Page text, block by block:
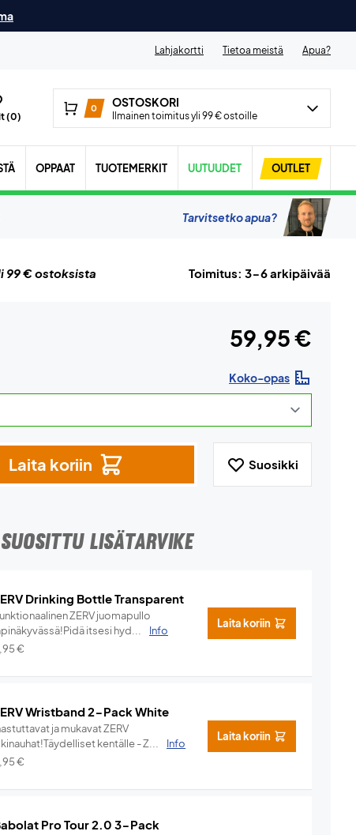
Lahjakortti Tietoa meistä Apua?
(0)
0 OSTOSKORI
Ilmainen toimitus yli 99 € ostoille
OPPAAT TUOTEMERKIT UUTUUDET OUTLET
Tarvitsetko apua?
99 € ostoksista Toimitus: 3-6 arkipäivää
59,95 €
Koko-opas
Laita koriin Suosikki
SUOSITTU LISÄTARVIKE
Drinking Bottle Transparent
ZERV juomapullo
itsesi hyd...
Info
€
Laita koriin
Wristband 2-Pack White
ja mukavat ZERV
kentälle - Z...
Info
€
Laita koriin
Pro Tour 2.0 3-Pack